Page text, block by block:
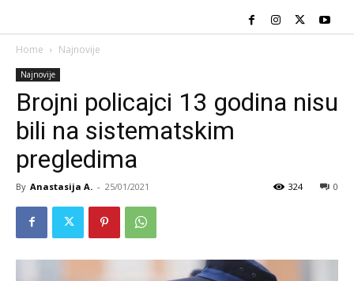
Home Najnovije
Najnovije
Brojni policajci 13 godina nisu
bili na sistematskim
pregledima
By Anastasija A. - 25/01/2021 0
324